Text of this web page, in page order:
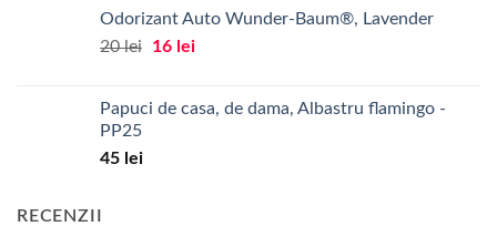
Odorizant Auto Wunder-Baum®, Lavender
20lei
Prețul
fost:
16 leiPrețul
16 lei.
Papuci de casa, de dama, Albastru flamingo -
PP25
45 lei
RECENZII